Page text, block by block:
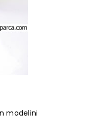
modelini